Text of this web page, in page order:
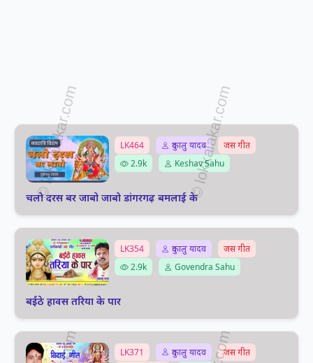
LK464 दुकालु यादव
जस गीत
2.9k
Keshav Sahu
चलो दरस बर जाबो जाबो डांगरगढ़ बमलाई के
LK354 दुकालु यादव
जस गीत
2.9k
Govendra Sahu
बईठे हावस तरिया के पार
LK371 दुकालु यादव
जस गीत